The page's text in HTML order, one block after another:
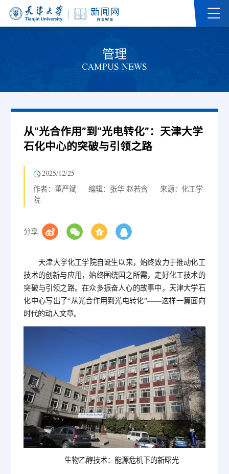
管理
CAMPUS NEWS
从“光合作用”到“光电转化”：天津大学
石化中心的突破与引领之路
2025/12/25
作者：董严斌 编辑：张华 赵若含
来源：化工学
院
分享
天津大学化工学院自诞生以来，始终致力于推动化工
技术的创新与应用，始终围绕国之所需，走好化工技术的
突破与引领之路。在众多振奋人心的故事中，天津大学石
化中心写出了“从光合作用到光电转化”——这样一篇面向
时代的动人文章。
生物乙醇技术：能源危机下的新曙光